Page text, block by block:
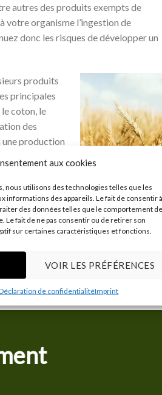
aux cookies
utilisons des technologies telles que les
informations des appareils. Le fait de consentir à
des données telles que le comportement de
Le fait de ne pas consentir ou de retirer son
sur certaines caractéristiques et fonctions.
VOIR LES PRÉFÉRENCES
de confidentialitéImprint
autres des produits exempts de
votre organisme l’ingestion de
donc les risques de développer un
produits
principales
coton, le
des
une production
80 % de
Malheureusement, l’étiquetage
constateraient à quel point les
de se soustraire aux OGM
l’industrie